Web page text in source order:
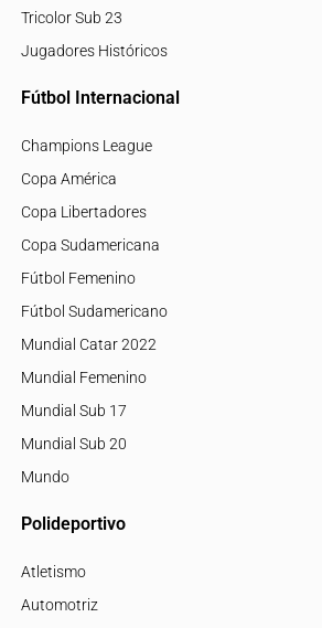
Tricolor Sub 23
Jugadores Históricos
Fútbol Internacional
Champions League
Copa América
Copa Libertadores
Copa Sudamericana
Fútbol Femenino
Fútbol Sudamericano
Mundial Catar 2022
Mundial Femenino
Mundial Sub 17
Mundial Sub 20
Mundo
Polideportivo
Atletismo
Automotriz